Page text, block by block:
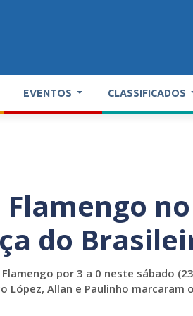
EVENTOS CLASSIFICADOS
do
por 3 a 0 neste sábado
Allan e Paulinho marcaram